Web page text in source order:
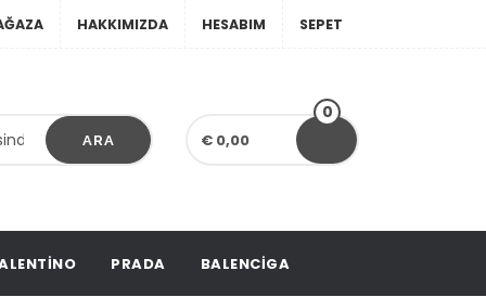
HAKKIMIZDA HESABIM SEPET
ARA € 0,00
0
PRADA BALENCIGA